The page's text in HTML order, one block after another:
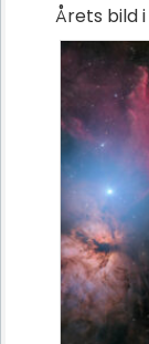
Årets bild i